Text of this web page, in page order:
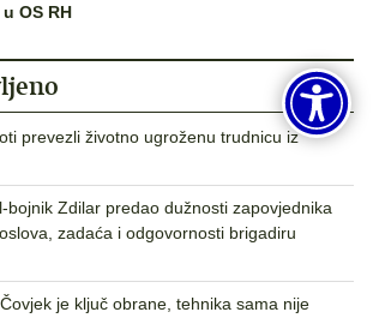
OS RH
prevezli životno ugroženu trudnicu iz
bojnik Zdilar predao dužnosti zapovjednika
zadaća i odgovornosti brigadiru
je ključ obrane, tehnika sama nije